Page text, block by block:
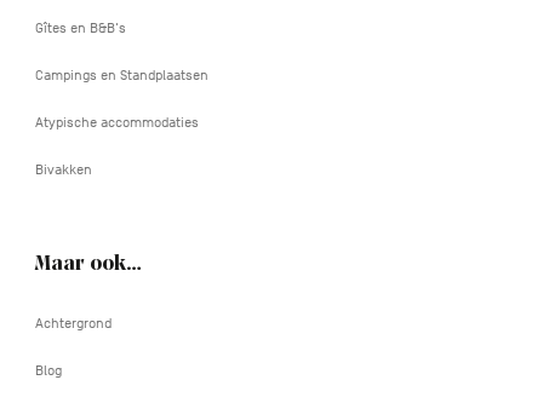
Gîtes en B&B's
Campings en Standplaatsen
Atypische accommodaties
Bivakken
Maar ook…
Achtergrond
Blog